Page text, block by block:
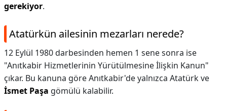
gerekiyor.
Atatürkün ailesinin mezarları nerede?
12 Eylül 1980 darbesinden hemen 1 sene sonra ise
"Anıtkabir Hizmetlerinin Yürütülmesine İlişkin Kanun"
çıkar. Bu kanuna göre Anıtkabir'de yalnızca Atatürk ve
İsmet Paşa gömülü kalabilir.